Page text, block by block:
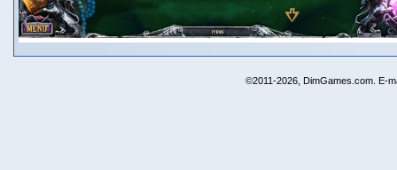
©2011-2026, DimGames.com. E-